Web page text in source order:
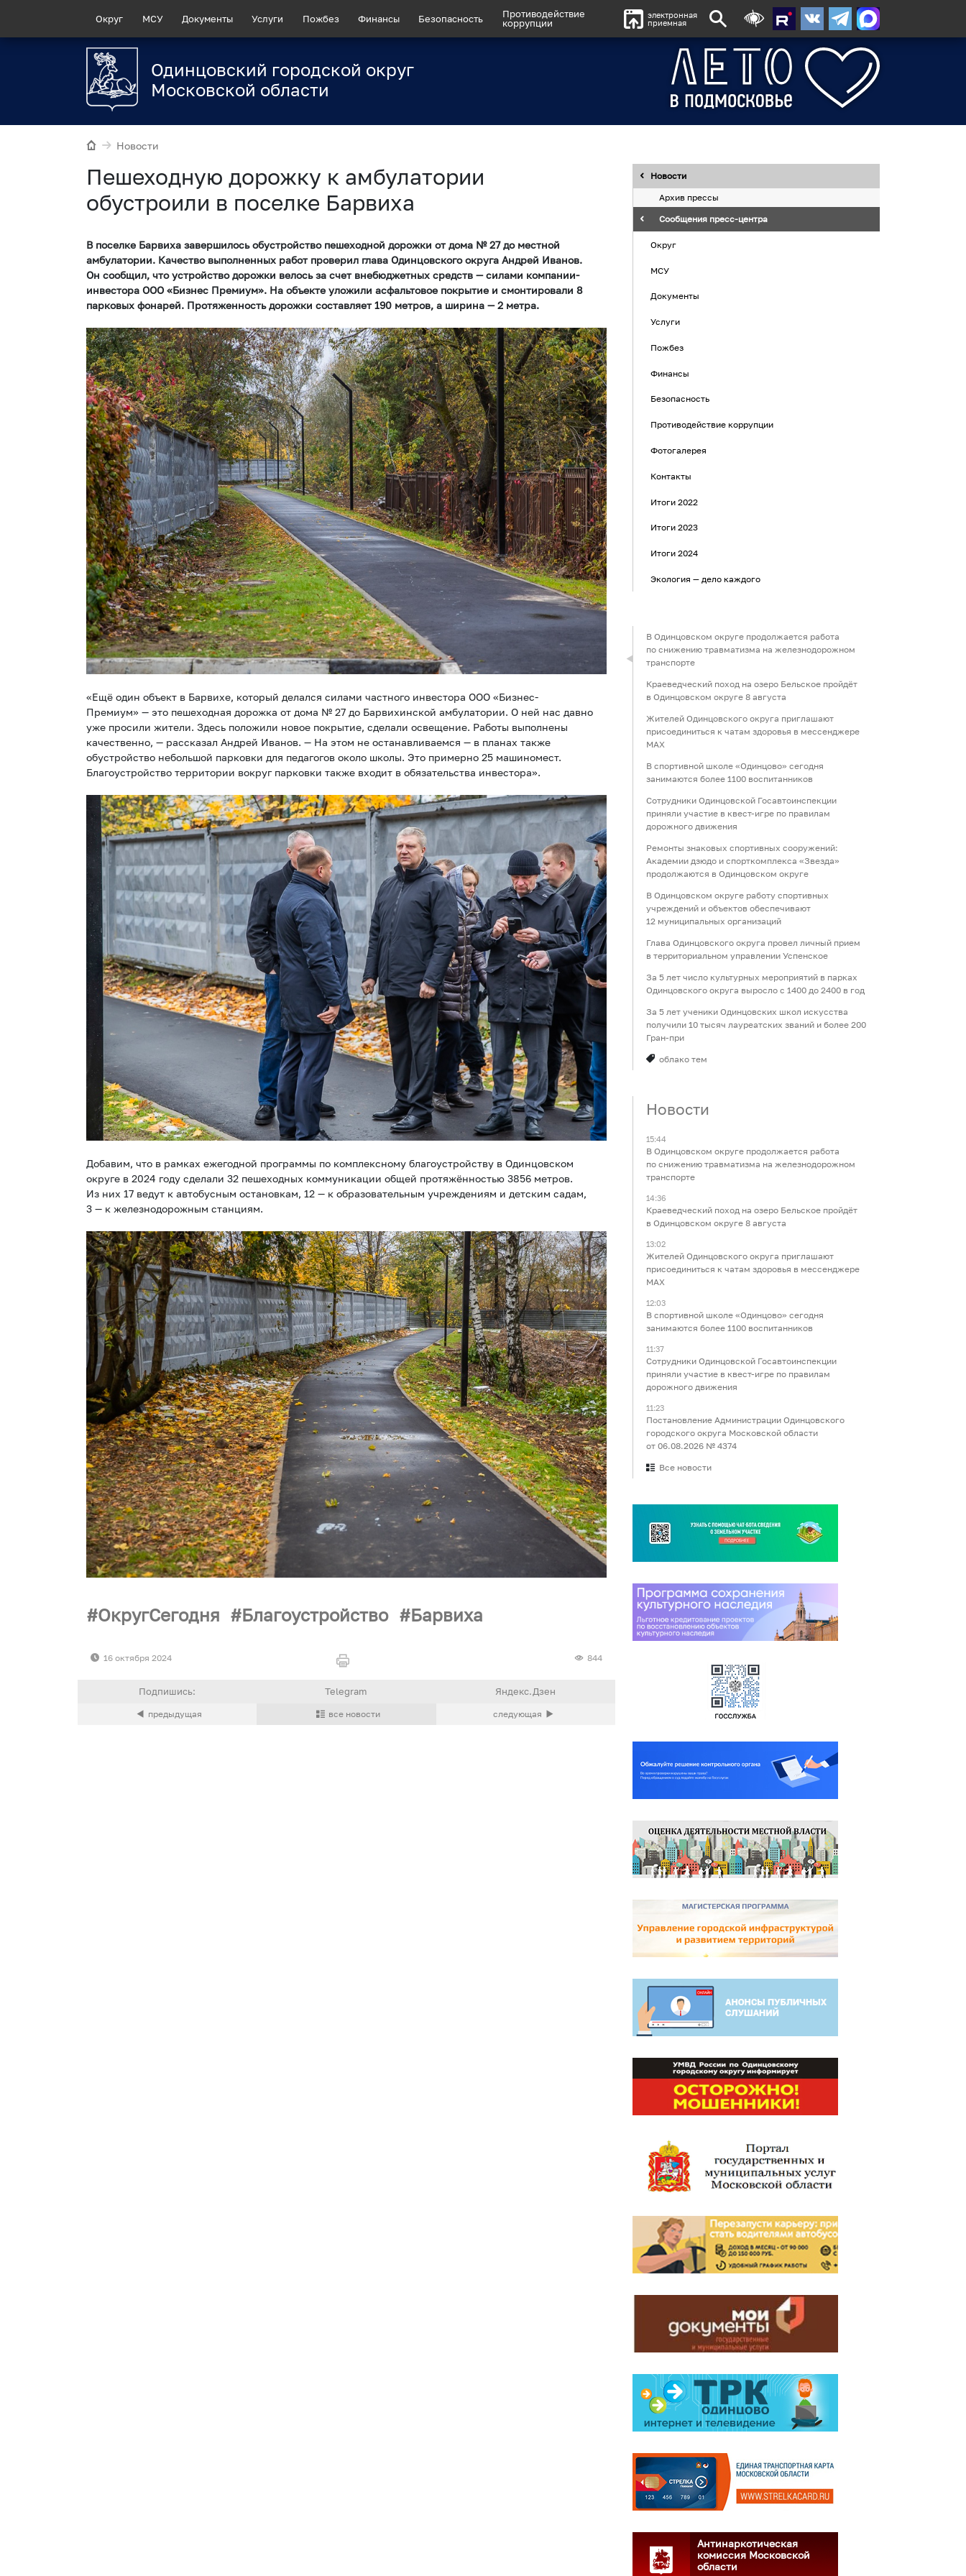
Округ МСУ Документы Услуги Пожбез Финансы Безопасность
Противодействие
коррупции
электронная
приемная
Одинцовский городской округ
Московской области
Новости
Пешеходную дорожку к амбулатории
обустроили в поселке Барвиха
В поселке Барвиха завершилось обустройство пешеходной дорожки от дома № 27 до местной
амбулатории. Качество выполненных работ проверил глава Одинцовского округа Андрей Иванов.
Он сообщил, что устройство дорожки велось за счет внебюджетных средств — силами компании-
инвестора ООО «Бизнес Премиум». На объекте уложили асфальтовое покрытие и смонтировали 8
парковых фонарей. Протяженность дорожки составляет 190 метров, а ширина — 2 метра.
«Ещё один объект в Барвихе, который делался силами частного инвестора ООО «Бизнес-
Премиум» — это пешеходная дорожка от дома № 27 до Барвихинской амбулатории. О ней нас давно
уже просили жители. Здесь положили новое покрытие, сделали освещение. Работы выполнены
качественно, — рассказал Андрей Иванов. — На этом не останавливаемся — в планах также
обустройство небольшой парковки для педагогов около школы. Это примерно 25 машиномест.
Благоустройство территории вокруг парковки также входит в обязательства инвестора».
Добавим, что в рамках ежегодной программы по комплексному благоустройству в Одинцовском
округе в 2024 году сделали 32 пешеходных коммуникации общей протяжённостью 3856 метров.
Из них 17 ведут к автобусным остановкам, 12 — к образовательным учреждениям и детским садам,
3 — к железнодорожным станциям.
ОкругСегодня Благоустройство Барвиха
16 октября 2024 844
Новости
Архив прессы
Сообщения пресс-центра
Округ
МСУ
Документы
Услуги
Пожбез
Финансы
Безопасность
Противодействие коррупции
Фотогалерея
Контакты
Итоги 2022
Итоги 2023
Итоги 2024
Экология — дело каждого
В Одинцовском округе продолжается работа
по снижению травматизма на железнодорожном
транспорте
Краеведческий поход на озеро Бельское пройдёт
в Одинцовском округе 8 августа
Жителей Одинцовского округа приглашают
присоединиться к чатам здоровья в мессенджере
МАХ
В спортивной школе «Одинцово» сегодня
занимаются более 1100 воспитанников
Сотрудники Одинцовской Госавтоинспекции
приняли участие в квест-игре по правилам
дорожного движения
Ремонты знаковых спортивных сооружений:
Академии дзюдо и спорткомплекса «Звезда»
продолжаются в Одинцовском округе
В Одинцовском округе работу спортивных
учреждений и объектов обеспечивают
12 муниципальных организаций
Глава Одинцовского округа провел личный прием
в территориальном управлении Успенское
За 5 лет число культурных мероприятий в парках
Одинцовского округа выросло с 1400 до 2400 в год
За 5 лет ученики Одинцовских школ искусства
получили 10 тысяч лауреатских званий и более 200
Гран-при
облако тем
Новости
15:44
В Одинцовском округе продолжается работа
по снижению травматизма на железнодорожном
транспорте
14:36
Краеведческий поход на озеро Бельское пройдёт
в Одинцовском округе 8 августа
13:02
Жителей Одинцовского округа приглашают
присоединиться к чатам здоровья в мессенджере
МАХ
12:03
В спортивной школе «Одинцово» сегодня
занимаются более 1100 воспитанников
11:37
Сотрудники Одинцовской Госавтоинспекции
приняли участие в квест-игре по правилам
дорожного движения
11:23
Постановление Администрации Одинцовского
городского округа Московской области
от 06.08.2026 № 4374
Все новости
Антинаркотическая
комиссия Московской
области